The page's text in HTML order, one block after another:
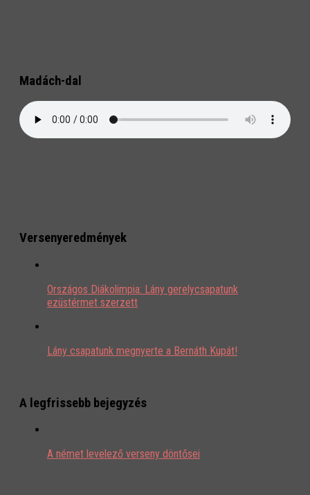
Madách-dal
Versenyeredmények
Országos Diákolimpia: Lány gerelycsapatunk
ezüstérmet szerzett
Lány csapatunk megnyerte a Bernáth Kupát!
A legfrissebb bejegyzés
A német levelező verseny döntősei